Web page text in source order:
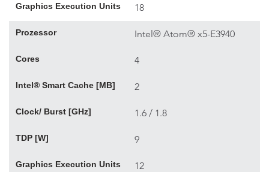
Graphics Execution Units 18
Prozessor Intel® Atom® x5-E3940
Cores 4
Intel® Smart Cache [MB] 2
Clock/ Burst [GHz] 1.6 / 1.8
TDP [W] 9
Graphics Execution Units 12